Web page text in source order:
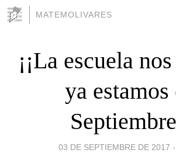
MATEMOLIVARES
¡¡La escuela
ya estamos
03 DE SEPTIEMBRE DE 2017